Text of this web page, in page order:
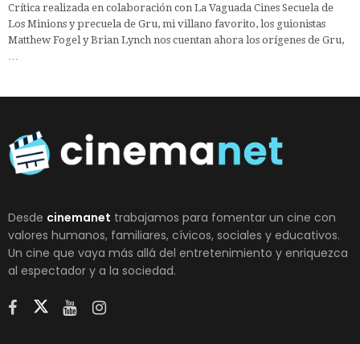
Crítica realizada en colaboración con La Vaguada Cines Secuela de
Los Minions y precuela de Gru, mi villano favorito, los guionistas
Matthew Fogel y Brian Lynch nos cuentan ahora los orígenes de Gru,
Desde cinemanet trabajamos para fomentar un cine con
valores humanos, familiares, cívicos, sociales y educativos.
Un cine que vaya más allá del entretenimiento y enriquezca
al espectador y a la sociedad.